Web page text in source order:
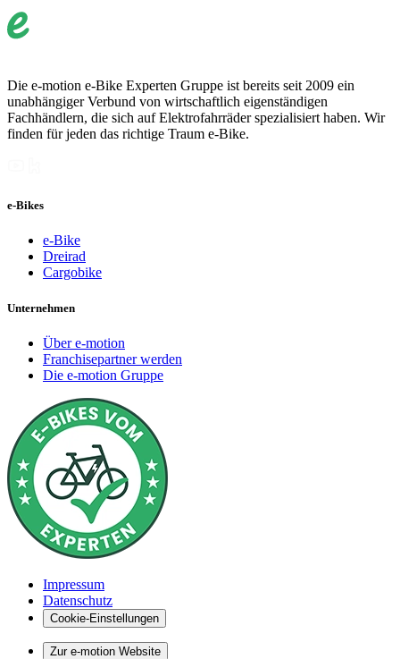
Die e-motion e-Bike Experten Gruppe ist bereits seit 2009 ein
unabhängiger Verbund von wirtschaftlich eigenständigen
Fachhändlern, die sich auf Elektrofahrräder spezialisiert haben. Wir
finden für jeden das richtige Traum e-Bike.
e-Bikes
e-Bike
Dreirad
Cargobike
Unternehmen
Über e-motion
Franchisepartner werden
Die e-motion Gruppe
Impressum
Datenschutz
Cookie-Einstellungen
Zur e-motion Website